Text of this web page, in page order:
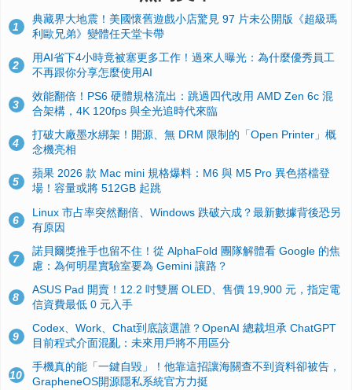
1
典藏界大地震！美國懷舊遊戲小店驚見 97 片未公開版《超級瑪
利歐兄弟》變體任天堂卡帶
2
用AI省下4小時竟被塞更多工作！過來人曝光：為什麼優秀員工
不再跟你分享怎麼使用AI
3
效能翻倍！PS6 硬體規格流出：跳過四代改用 AMD Zen 6c 混
合架構，4K 120fps 與全光追時代來臨
4
打破大廠墨水綁架！開源、無 DRM 限制的「Open Printer」概
念機亮相
5
蘋果 2026 款 Mac mini 規格爆料：M6 與 M5 Pro 異色搭檔登
場！容量或將 512GB 起跳
6
Linux 市占率突然翻倍、Windows 跌破六成？最新數據背後恐另
有原因
7
諾貝爾獎推手也留不住！從 AlphaFold 團隊解體看 Google 的焦
慮：為何明星實驗室要為 Gemini 讓路？
8
ASUS Pad 開賣！12.2 吋雙層 OLED、售價 19,900 元，指定電
信資費最低 0 元入手
9
Codex、Work、Chat到底該選誰？OpenAI 總裁坦承 ChatGPT
目前程式介面混亂：未來用戶將不用區分
10
手機真的能「一鍵自毀」！他靠這招讓海關查不到資料卻被告，
GrapheneOS開源隱私系統官方力挺